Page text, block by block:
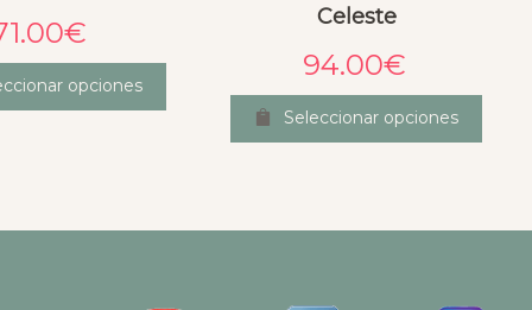
€
opciones
Celeste
94.00€
Seleccionar opciones